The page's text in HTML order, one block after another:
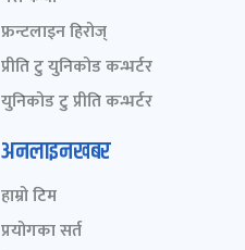
फ्रन्टलाइन हिरोज्
प्रीति टु युनिकोड कन्भर्टर
युनिकोड टु प्रीति कन्भर्टर
अनलाइनखबर
हाम्रो टिम
प्रयोगका सर्त